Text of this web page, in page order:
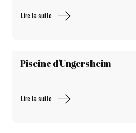
Lire la suite
Piscine d'Ungersheim
Lire la suite